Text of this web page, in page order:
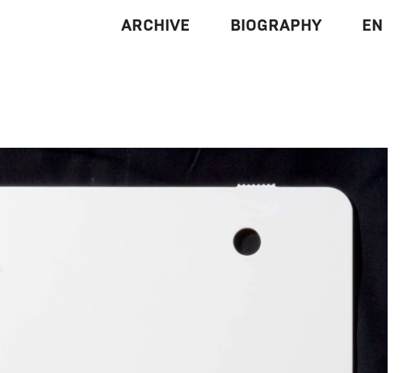
ARCHIVE BIOGRAPHY EN